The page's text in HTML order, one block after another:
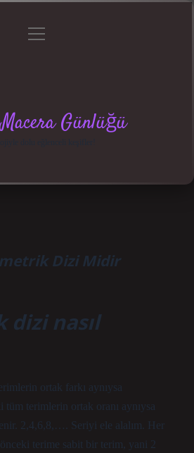
menüyü
Günlüğü
Dizi Midir
dizi nasıl
ortak farkı aynıysa
terimlerin ortak oranı aynıysa
2,4,6,8,…. Seriyi ele alalım. Her
terime sabit bir terim, yani 2